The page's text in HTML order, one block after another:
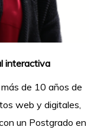
interactiva
de 10 años de
web y digitales,
un Postgrado en